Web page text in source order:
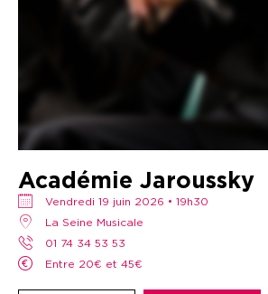
Académie Jaroussky
vendredi 19 juin 2026 • 19h30
La Seine Musicale
01 74 34 53 53
Entre 20€ et 45€